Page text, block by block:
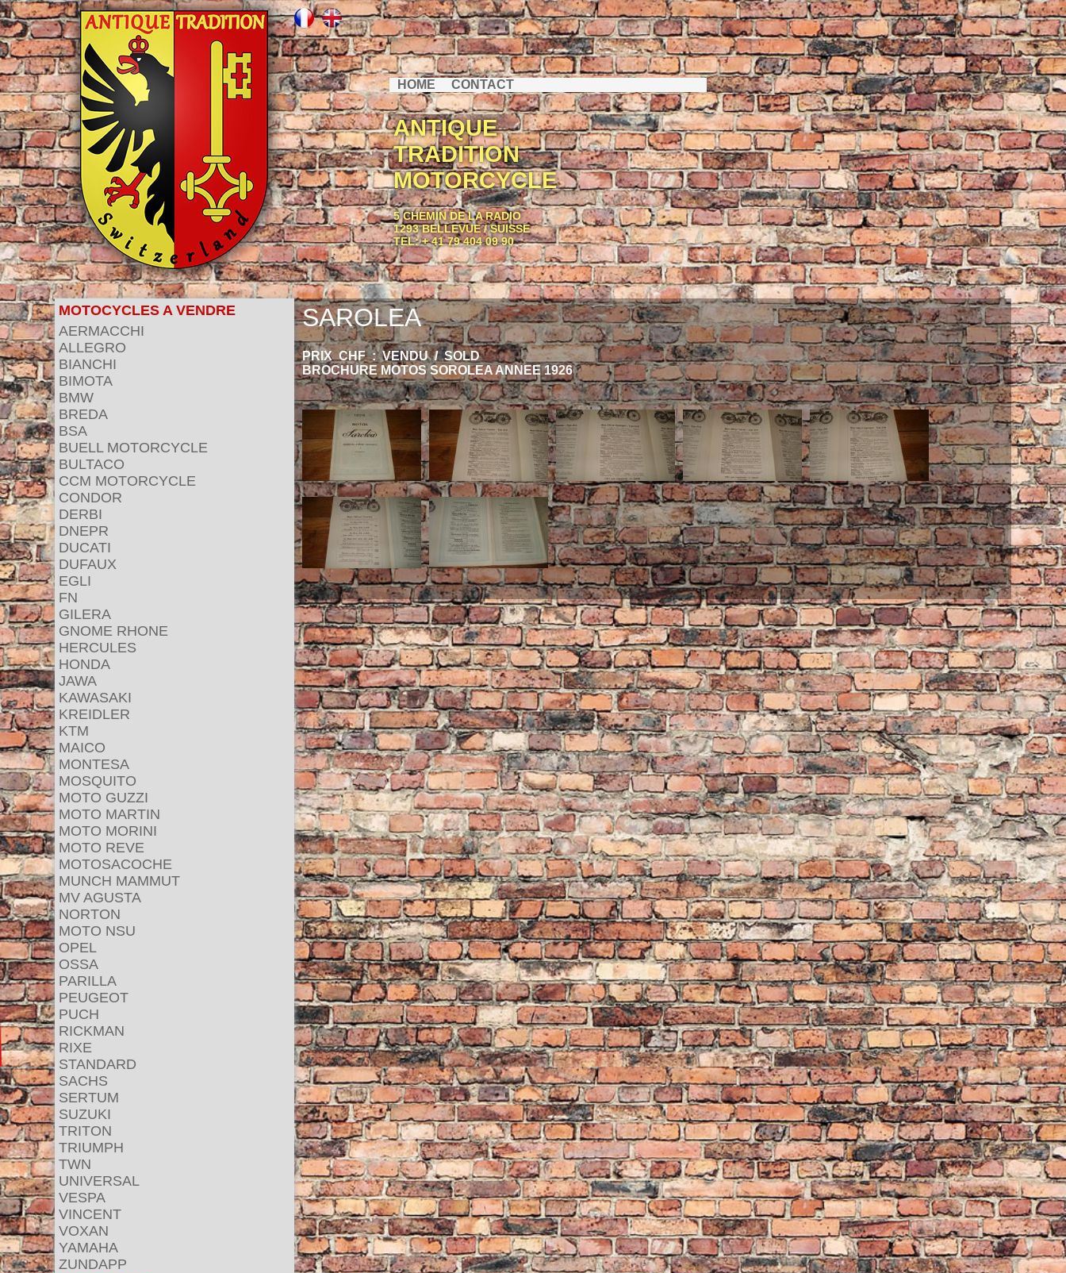
HOME CONTACT
ANTIQUE
TRADITION
MOTORCYCLE
5 CHEMIN DE LA RADIO
1293 BELLEVUE / SUISSE
TEL: + 41 79 404 09 90
MOTOCYCLES A VENDRE
AERMACCHI
ALLEGRO
BIANCHI
BIMOTA
BMW
BREDA
BSA
BUELL MOTORCYCLE
BULTACO
CCM MOTORCYCLE
CONDOR
DERBI
DNEPR
DUCATI
DUFAUX
EGLI
FN
GILERA
GNOME RHONE
HERCULES
HONDA
JAWA
KAWASAKI
KREIDLER
KTM
MAICO
MONTESA
MOSQUITO
MOTO GUZZI
MOTO MARTIN
MOTO MORINI
MOTO REVE
MOTOSACOCHE
MUNCH MAMMUT
MV AGUSTA
NORTON
MOTO NSU
OPEL
OSSA
PARILLA
PEUGEOT
PUCH
RICKMAN
RIXE
STANDARD
SACHS
SERTUM
SUZUKI
TRITON
TRIUMPH
TWN
UNIVERSAL
VESPA
VINCENT
VOXAN
YAMAHA
ZUNDAPP
SAROLEA
PRIX CHF : VENDU / SOLD
BROCHURE MOTOS SOROLEA ANNEE 1926